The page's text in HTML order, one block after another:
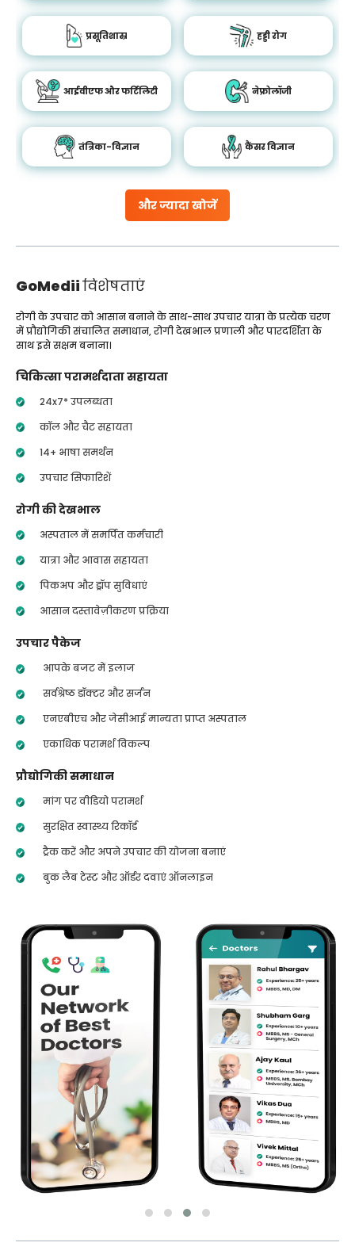
और ज्यादा खोजें
प्रसूतिशास्र हड्डी रोग
आईवीएफ और फर्टिलिटी नेफ्रोलॉजी
तंत्रिका-विज्ञान कैंसर विज्ञान
GoMediiविशेषताएं
रोगी के उपचार को आसान बनाने के साथ-साथ उपचार यात्रा के प्रत्येक चरण
में प्रौद्योगिकी संचालित समाधान, रोगी देखभाल प्रणाली और पारदर्शिता के
साथ इसे सक्षम बनाना।
चिकित्सा परामर्शदाता सहायता
24x7* उपलब्धता
कॉल और चैट सहायता
14+ भाषा समर्थन
उपचार सिफारिशें
रोगी की देखभाल
अस्पताल में समर्पित कर्मचारी
यात्रा और आवास सहायता
पिकअप और ड्रॉप सुविधाएं
आसान दस्तावेज़ीकरण प्रक्रिया
उपचार पैकेज
आपके बजट में इलाज
सर्वश्रेष्ठ डॉक्टर और सर्जन
एनएबीएच और जेसीआई मान्यता प्राप्त अस्पताल
एकाधिक परामर्श विकल्प
प्रौद्योगिकी समाधान
मांग पर वीडियो परामर्श
सुरक्षित स्वास्थ्य रिकॉर्ड
ट्रैक करें और अपने उपचार की योजना बनाएं
बुक लैब टेस्ट और ऑर्डर दवाएं ऑनलाइन